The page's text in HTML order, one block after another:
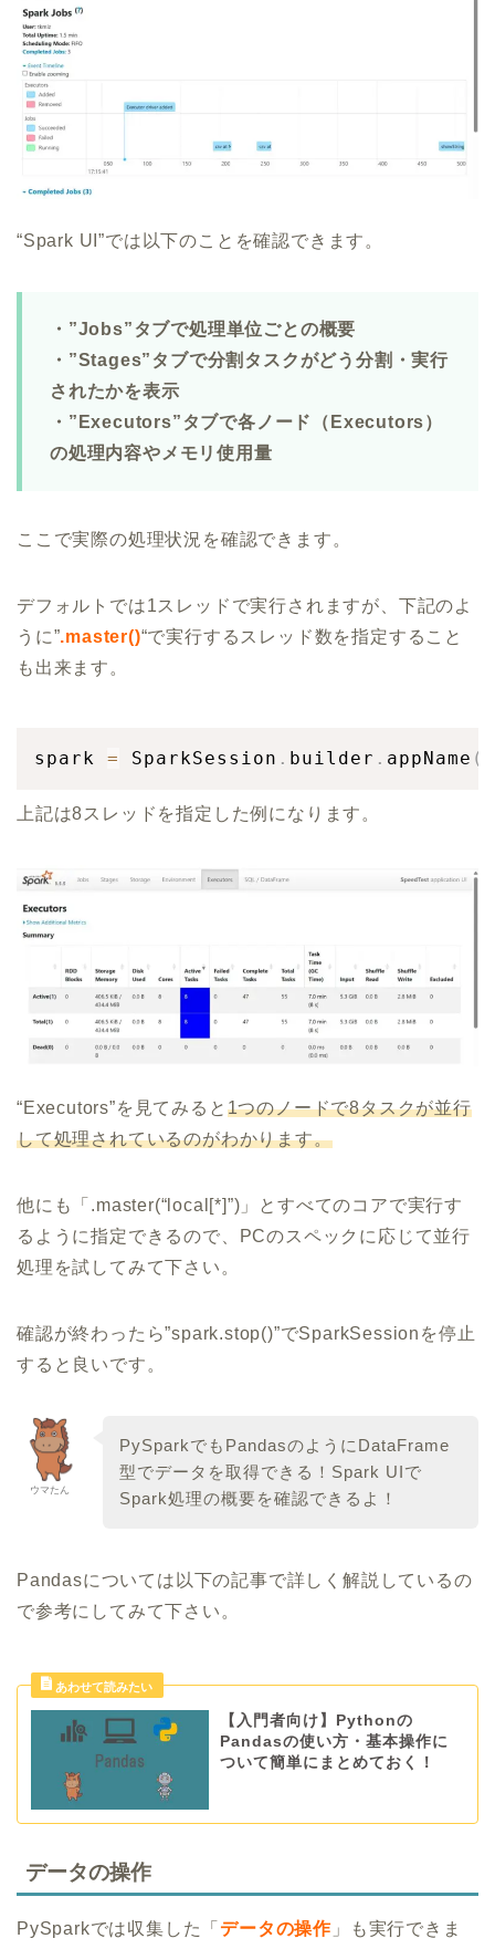
“Spark UI”では以下のことを確認できます。
・”Jobs”タブで処理単位ごとの概要
・”Stages”タブで分割タスクがどう分割・実行
されたかを表示
・”Executors”タブで各ノード（Executors）
の処理内容やメモリ使用量
ここで実際の処理状況を確認できます。
デフォルトでは1スレッドで実行されますが、下記のよ
うに”.master()“で実行するスレッド数を指定すること
も出来ます。
spark = SparkSession . builder . appName (
上記は8スレッドを指定した例になります。
“Executors”を見てみると 1つのノードで8タスクが並行
して処理されているのがわかります。
他にも「.master(“local[*]”)」とすべてのコアで実行す
るように指定できるので、PCのスペックに応じて並行
処理を試してみて下さい。
確認が終わったら”spark.stop()”でSparkSessionを停止
すると良いです。
ウマたん
PySparkでもPandasのようにDataFrame
型でデータを取得できる！Spark UIで
Spark処理の概要を確認できるよ！
Pandasについては以下の記事で詳しく解説しているの
で参考にしてみて下さい。
【入門者向け】Pythonの
Pandasの使い方・基本操作に
ついて簡単にまとめておく！
データの操作
PySparkでは収集した「 データの操作 」も実行できま